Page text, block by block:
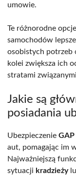
umowie.
Te różnorodne
samochodów
osobistych potrzeb
kolei zwiększa ich
stratami
Jakie są
posiadania
Ubezpieczenie GAP
aut, pomagając im
Najważniejszą
sytuacji kradzieży